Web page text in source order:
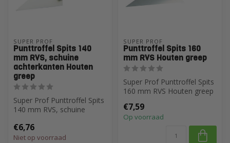
SUPER PROF
Punttroffel Spits 140
mm RVS, schuine
achterkanten Houten
greep
Super Prof Punttroffel Spits
140 mm RVS, schuine
€6,76
Niet op voorraad
SUPER PROF
Punttroffel Spits 160
mm RVS Houten greep
Super Prof Punttroffel Spits
160 mm RVS Houten greep
€7,59
Op voorraad